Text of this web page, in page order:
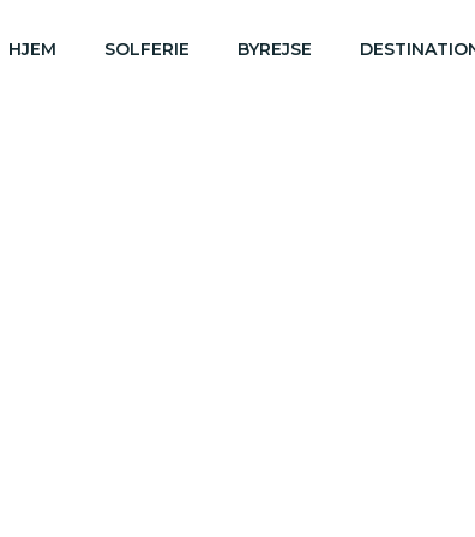
HJEM SOLFERIE BYREJSE